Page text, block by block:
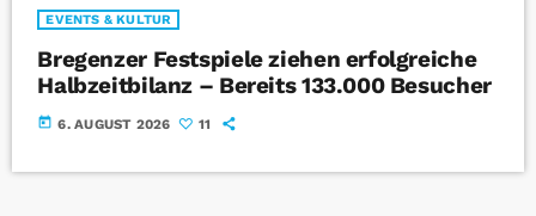
EVENTS & KULTUR
Bregenzer Festspiele ziehen erfolgreiche
Halbzeitbilanz – Bereits 133.000 Besucher
today 6. AUGUST 2026 11